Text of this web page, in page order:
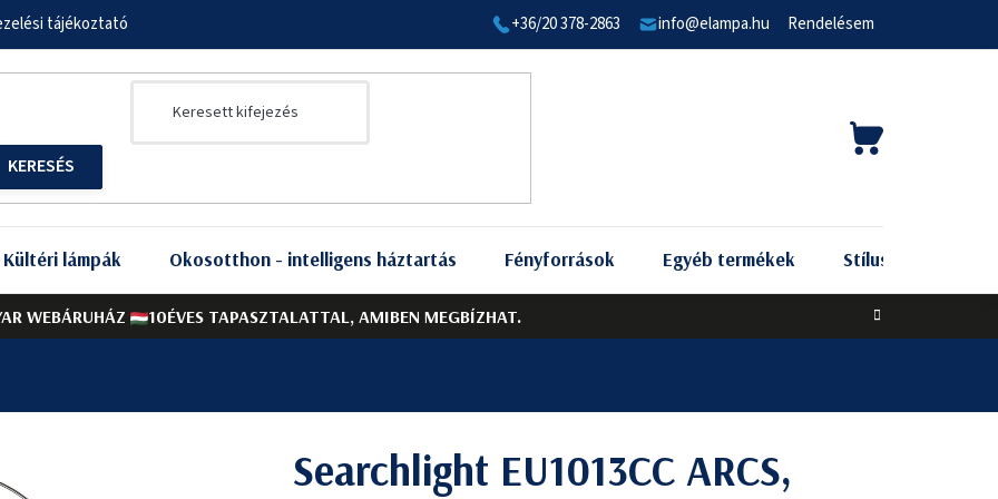
WEBÁRUHÁZ 10ÉVES TAPASZTALATTAL, AMIBEN MEGBÍZHAT.
tájékoztató +36/20 378-2863 info@elampa.hu Rendelésem
KOSÁR
Kültéri lámpák Okosotthon - intelligens háztartás Fényforrások Egyéb termékek Stílus szerint
Searchlight EU1013CC ARCS,